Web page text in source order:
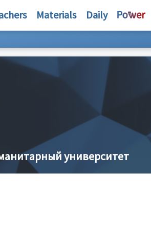
Materials Daily
университет